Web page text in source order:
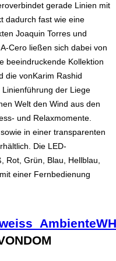
gerade Linien mit
dadurch fast wie eine
Joaquin Torres und
Cero ließen sich dabei von
beeindruckende Kollektion
die vonKarim Rashid
der Liege
Welt den Wind aus den
und Relaxmomente.
in einer transparenten
Die LED-
Rot, Grün, Blau, Hellblau,
einer Fernbedienung